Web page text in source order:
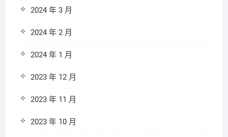
2024 年 3 月
2024 年 2 月
2024 年 1 月
2023 年 12 月
2023 年 11 月
2023 年 10 月